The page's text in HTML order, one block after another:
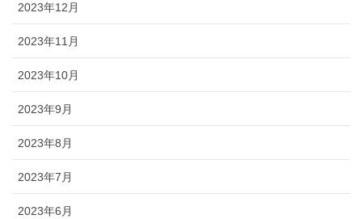
2023年12月
2023年11月
2023年10月
2023年9月
2023年8月
2023年7月
2023年6月